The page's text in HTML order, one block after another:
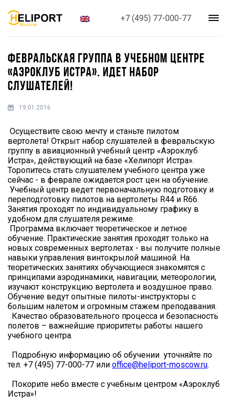
+7 (495) 77-000-77
ФЕВРАЛЬСКАЯ ГРУППА В УЧЕБНОМ ЦЕНТРЕ
«АЭРОКЛУБ ИСТРА». ИДЕТ НАБОР
СЛУШАТЕЛЕЙ!
19.01.2016
Осуществите свою мечту и станьте пилотом
вертолета! Открыт набор слушателей в февральскую
группу в авиационный учебный центр «Аэроклуб
Истра», действующий на базе «Хелипорт Истра».
Торопитесь стать слушателем учебного центра уже
сейчас - в феврале ожидается рост цен на обучение.
Учебный центр ведет первоначальную подготовку и
переподготовку пилотов на вертолеты R44 и R66.
Занятия проходят по индивидуальному графику в
удобном для слушателя режиме.
Программа включает теоретическое и летное
обучение. Практические занятия проходят только на
новых современных вертолетах - вы получите полные
навыки управления винтокрылой машиной. На
теоретических занятиях обучающиеся знакомятся с
принципами аэродинамики, навигации, метеорологии,
изучают конструкцию вертолета и воздушное право.
Обучение ведут опытные пилоты-инструкторы с
большим налетом и огромным стажем преподавания.
Качество образовательного процесса и безопасность
полетов – важнейшие приоритеты работы нашего
учебного центра.
Подробную информацию об обучении уточняйте по
тел. +7 (495) 77-000-77 или office@heliport-moscow.ru.
Покорите небо вместе с учебным центром «Аэроклуб
Истра»!